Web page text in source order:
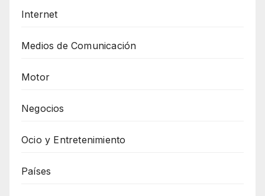
Internet
Medios de Comunicación
Motor
Negocios
Ocio y Entretenimiento
Países